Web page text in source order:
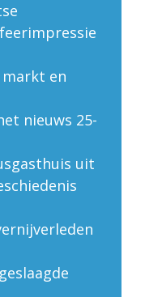
en
nieuws 25-
uit